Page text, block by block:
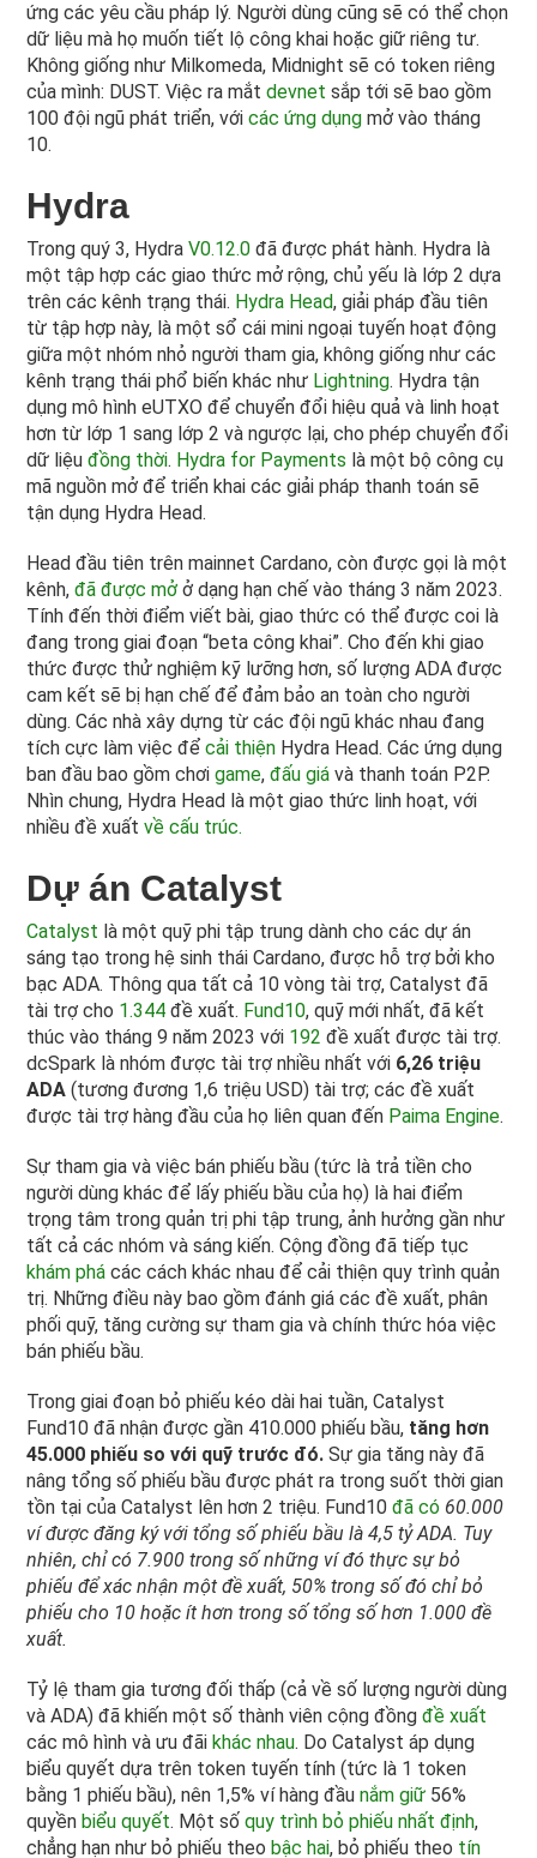
ứng các yêu cầu pháp lý. Người dùng cũng sẽ có thể chọn
dữ liệu mà họ muốn tiết lộ công khai hoặc giữ riêng tư.
Không giống như Milkomeda, Midnight sẽ có token riêng
của mình: DUST. Việc ra mắtdevnetsắp tới sẽ bao gồm
100 đội ngũ phát triển, vớicác ứng dụng mở vào tháng
10.
Hydra
Trong quý 3, HydraV0.12.0 đã được phát hành. Hydra là
một tập hợp các giao thức mở rộng, chủ yếu là lớp 2 dựa
trên các kênh trạng thái. Hydra Head, giải pháp đầu tiên
từ tập hợp này, là một sổ cái mini ngoại tuyến hoạt động
giữa một nhóm nhỏ người tham gia, không giống như các
kênh trạng thái phổ biến khác như Lightning. Hydra tận
dụng mô hình eUTXO để chuyển đổi hiệu quả và linh hoạt
hơn từ lớp 1 sang lớp 2 và ngược lại, cho phép chuyển đổi
dữ liệuđồng thời. Hydra for Payments là một bộ công cụ
mã nguồn mở để triển khai các giải pháp thanh toán sẽ
tận dụng Hydra Head.
Head đầu tiên trên mainnet Cardano, còn được gọi là một
kênh,đã được mở ở dạng hạn chế vào tháng 3 năm 2023.
Tính đến thời điểm viết bài, giao thức có thể được coi là
đang trong giai đoạn “beta công khai”. Cho đến khi giao
thức được thử nghiệm kỹ lưỡng hơn, số lượng ADA được
cam kết sẽ bị hạn chế để đảm bảo an toàn cho người
dùng. Các nhà xây dựng từ các đội ngũ khác nhau đang
tích cực làm việc đểcải thiện Hydra Head. Các ứng dụng
ban đầu bao gồm chơigame,đấu giá và thanh toán P2P.
Nhìn chung, Hydra Head là một giao thức linh hoạt, với
nhiều đề xuấtvề cấu trúc.
Dự án Catalyst
Catalyst là một quỹ phi tập trung dành cho các dự án
sáng tạo trong hệ sinh thái Cardano, được hỗ trợ bởi kho
bạc ADA. Thông qua tất cả 10 vòng tài trợ, Catalyst đã
tài trợ cho 1.344đề xuất. Fund10, quỹ mới nhất, đã kết
thúc vào tháng 9 năm 2023 với 192 đề xuất được tài trợ.
dcSpark là nhóm được tài trợ nhiều nhất với 6,26 triệu
ADA (tương đương 1,6 triệu USD) tài trợ; các đề xuất
được tài trợ hàng đầu của họ liên quan đến Paima Engine.
Sự tham gia và việc bán phiếu bầu (tức là trả tiền cho
người dùng khác để lấy phiếu bầu của họ) là hai điểm
trọng tâm trong quản trị phi tập trung, ảnh hưởng gần như
tất cả các nhóm và sáng kiến. Cộng đồng đã tiếp tục
khám phá các cách khác nhau để cải thiện quy trình quản
trị. Những điều này bao gồm đánh giá các đề xuất, phân
phối quỹ, tăng cường sự tham gia và chính thức hóa việc
bán phiếu bầu.
Trong giai đoạn bỏ phiếu kéo dài hai tuần, Catalyst
Fund10 đã nhận được gần 410.000 phiếu bầu, tăng hơn
45.000 phiếu so với quỹ trước đó. Sự gia tăng này đã
nâng tổng số phiếu bầu được phát ra trong suốt thời gian
tồn tại của Catalyst lên hơn 2 triệu. Fund10đã có 60.000
ví được đăng ký với tổng số phiếu bầu là 4,5 tỷ ADA. Tuy
nhiên, chỉ có 7.900 trong số những ví đó thực sự bỏ
phiếu để xác nhận một đề xuất, 50% trong số đó chỉ bỏ
phiếu cho 10 hoặc ít hơn trong số tổng số hơn 1.000 đề
xuất.
Tỷ lệ tham gia tương đối thấp (cả về số lượng người dùng
và ADA) đã khiến một số thành viên cộng đồngđề xuất
các mô hình và ưu đãi khác nhau. Do Catalyst áp dụng
biểu quyết dựa trên token tuyến tính (tức là 1 token
bằng 1 phiếu bầu), nên 1,5% ví hàng đầunắm giữ 56%
quyền biểu quyết. Một sốquy trình bỏ phiếu nhất định,
chẳng hạn như bỏ phiếu theo bậc hai, bỏ phiếu theo tín